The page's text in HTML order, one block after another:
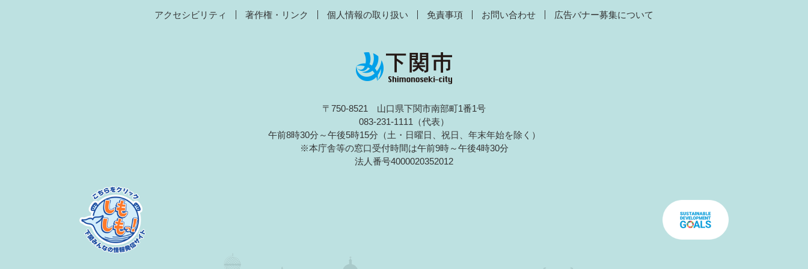
アクセシビリティ 著作権・リンク 個人情報の取り扱い 免責事項 お問い合わせ 広告バナー募集について
〒750-8521 山口県下関市南部町1番1号
083-231-1111（代表）
午前8時30分～午後5時15分（土・日曜日、祝日、年末年始を除く）
※本庁舎等の窓口受付時間は午前9時～午後4時30分
法人番号4000020352012